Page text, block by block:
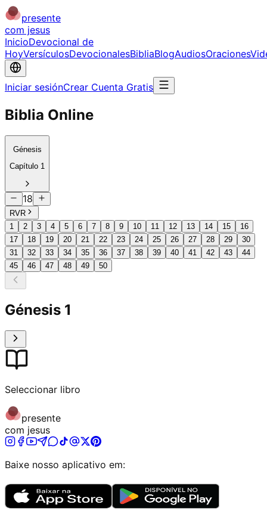
presente
com jesus
InicioDevocional de
HoyVersículosDevocionalesBibliaBlogAudiosOraciones
Iniciar sesiónCrear Cuenta Gratis
Biblia Online
Génesis
Capítulo 1
18
RVR
1
2 3 4 5 6 7 8 9 10 11 12 13 14 15
16
17
18 19 20 21 22 23 24 25 26 27 28 29
30
31
32 33 34 35 36 37 38 39 40 41 42 43
44
45
46 47 48 49 50
Génesis 1
Seleccionar libro
presente
com jesus
Baixe nosso aplicativo em: